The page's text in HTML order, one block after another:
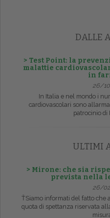
DALLE
> Test Point: la
malattie
in
26/
In Italia e nel mondo i
cardiovascolari sono
patrocinio di
ULTIMI
> Mirone: che sia
prevista nella
26/
ŤSiamo informati del fatto che
quota di spettanza riservata